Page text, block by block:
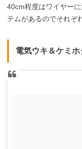
40cm程度はワイヤー
テムがあるのでそれぞ
電気ウキ＆ケミホ